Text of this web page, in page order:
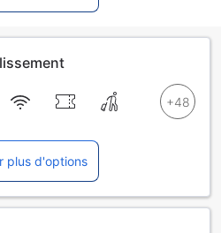
plus d'options